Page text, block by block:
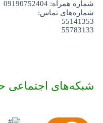
شماره همراه: 09190752404
شماره‌های تماس:
55141353
55783133
شبکه‌های اجتماعی